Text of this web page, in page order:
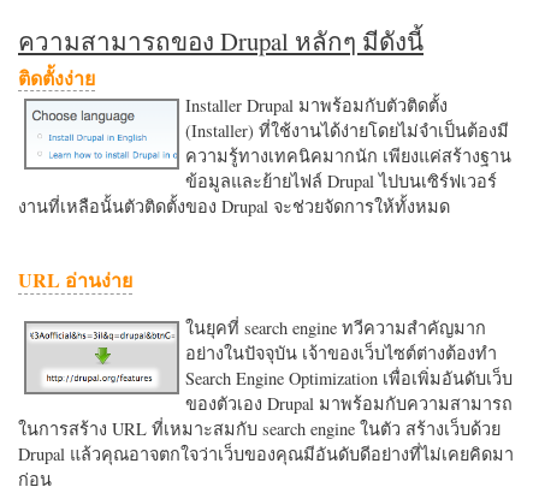
ความสามารถของ Drupal หลักๆ มีดังนี้
ติดตั้งง่าย
Installer Drupal มาพร้อมกับตัวติดตั้ง
(Installer) ที่ใช้งานได้ง่ายโดยไม่จำเป็นต้องมี
ความรู้ทางเทคนิคมากนัก เพียงแค่สร้างฐาน
ข้อมูลและย้ายไฟล์ Drupal ไปบนเซิร์ฟเวอร์
งานที่เหลือนั้นตัวติดตั้งของ Drupal จะช่วยจัดการให้ทั้งหมด
URL อ่านง่าย
ในยุคที่ search engine ทวีความสำคัญมาก
อย่างในปัจจุบัน เจ้าของเว็บไซต์ต่างต้องทำ
Search Engine Optimization เพื่อเพิ่มอันดับเว็บ
ของตัวเอง Drupal มาพร้อมกับความสามารถ
ในการสร้าง URL ที่เหมาะสมกับ search engine ในตัว สร้างเว็บด้วย
Drupal แล้วคุณอาจตกใจว่าเว็บของคุณมีอันดับดีอย่างที่ไม่เคยคิดมา
ก่อน